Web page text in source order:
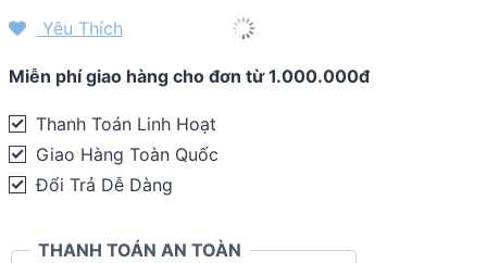
Marjaqe
Buoy
MR805
(20L)
quantity
Yêu Thích
Miễn phí giao hàng cho đơn từ 1.000.000đ
Thanh Toán Linh Hoạt
Giao Hàng Toàn Quốc
Đổi Trả Dễ Dàng
THANH TOÁN AN TOÀN